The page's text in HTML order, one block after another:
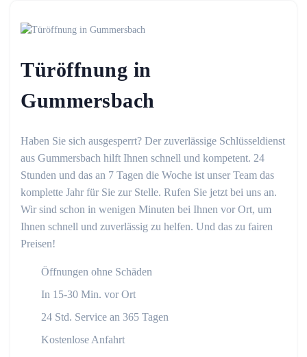
Türöffnung in
Gummersbach
Haben Sie sich ausgesperrt? Der zuverlässige Schlüsseldienst
aus Gummersbach hilft Ihnen schnell und kompetent. 24
Stunden und das an 7 Tagen die Woche ist unser Team das
komplette Jahr für Sie zur Stelle. Rufen Sie jetzt bei uns an.
Wir sind schon in wenigen Minuten bei Ihnen vor Ort, um
Ihnen schnell und zuverlässig zu helfen. Und das zu fairen
Preisen!
Öffnungen ohne Schäden
In 15-30 Min. vor Ort
24 Std. Service an 365 Tagen
Kostenlose Anfahrt